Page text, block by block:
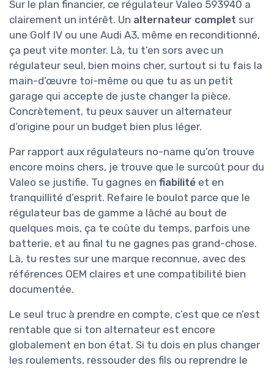
Sur le plan financier, ce régulateur Valeo 593940 a
clairement un intérêt. Un alternateur complet sur
une Golf IV ou une Audi A3, même en reconditionné,
ça peut vite monter. Là, tu t’en sors avec un
régulateur seul, bien moins cher, surtout si tu fais la
main-d’œuvre toi-même ou que tu as un petit
garage qui accepte de juste changer la pièce.
Concrètement, tu peux sauver un alternateur
d’origine pour un budget bien plus léger.
Par rapport aux régulateurs no-name qu’on trouve
encore moins chers, je trouve que le surcoût pour du
Valeo se justifie. Tu gagnes en fiabilité et en
tranquillité d’esprit. Refaire le boulot parce que le
régulateur bas de gamme a lâché au bout de
quelques mois, ça te coûte du temps, parfois une
batterie, et au final tu ne gagnes pas grand-chose.
Là, tu restes sur une marque reconnue, avec des
références OEM claires et une compatibilité bien
documentée.
Le seul truc à prendre en compte, c’est que ce n’est
rentable que si ton alternateur est encore
globalement en bon état. Si tu dois en plus changer
les roulements, ressouder des fils ou reprendre le